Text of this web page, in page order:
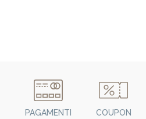
PAGAMENTI COUPON